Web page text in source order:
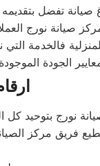
صيانة تفضل
صيانة نورج
فالخدمة
الجودة
فريق مركز